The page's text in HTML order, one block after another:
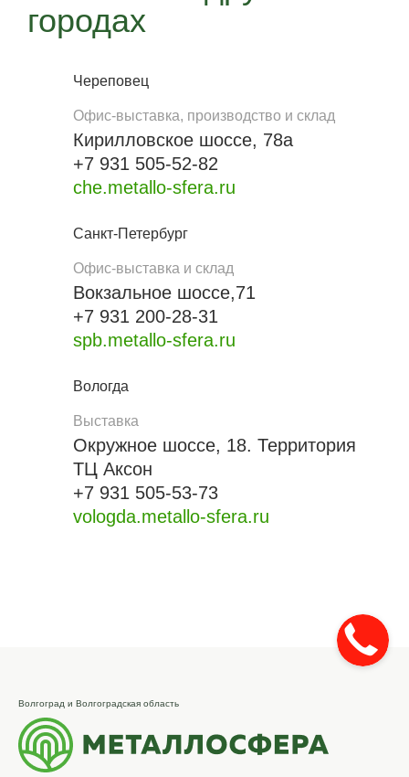
городах
Череповец
Офис-выставка, производство и склад
Кирилловское шоссе, 78а
+7 931 505-52-82
che.metallo-sfera.ru
Санкт-Петербург
Офис-выставка и склад
Вокзальное шоссе,71
+7 931 200-28-31
spb.metallo-sfera.ru
Вологда
Выставка
Окружное шоссе, 18. Территория
ТЦ Аксон
+7 931 505-53-73
vologda.metallo-sfera.ru
Волгоград и Волгоградская область